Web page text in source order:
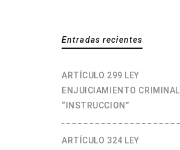
Entradas recientes
ARTÍCULO 299 LEY
ENJUICIAMIENTO CRIMINAL
“INSTRUCCION”
ARTÍCULO 324 LEY